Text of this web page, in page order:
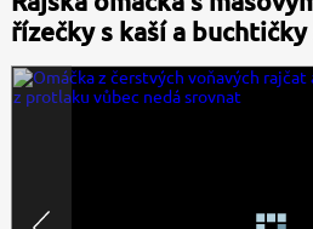
řízečky s kaší a